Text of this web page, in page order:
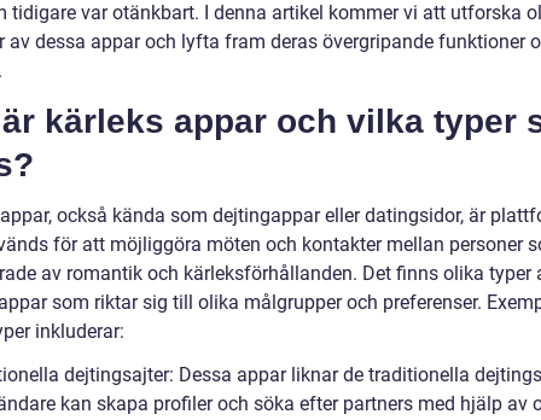
tidigare var otänkbart. I denna artikel kommer vi att utforska
av dessa appar och lyfta fram deras övergripande funktioner
kärleks appar och vilka typer
också kända som dejtingappar eller datingsidor, är
för att möjliggöra möten och kontakter mellan personer
av romantik och kärleksförhållanden. Det finns olika typer
som riktar sig till olika målgrupper och preferenser.
inkluderar:
dejtingsajter: Dessa appar liknar de traditionella
kan skapa profiler och söka efter partners med hjälp av